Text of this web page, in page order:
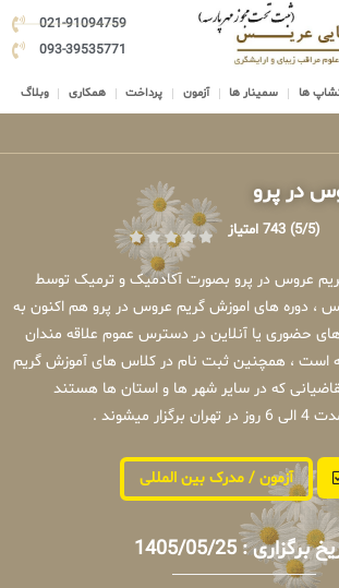
021-91094759
093-39535771
ها سمینار ها آزمون پرداخت همکاری وبلاگ
در پرو
(5/5) 743 امتیاز
عروس در پرو بصورت آکادمیک و ترمیک توسط
، دوره های اموزش گریم عروس در پرو هم اکنون به
حضوری یا آنلاین در دسترس عموم علاقه مندان
است ، همچنین ثبت نام در کلاس های آموزش گریم
که در سایر شهر ها و استان ها هستند
.
آزمون / مدرک بین المللی
برگزاری : 1405/05/25